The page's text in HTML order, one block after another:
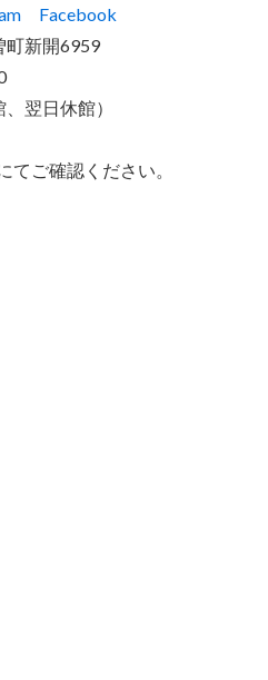
Facebook
町新開6959
翌日休館）
ご確認ください。